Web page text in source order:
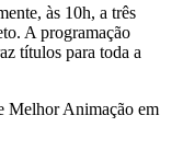
às 10h, a três
A programação
títulos para toda a
Melhor Animação em